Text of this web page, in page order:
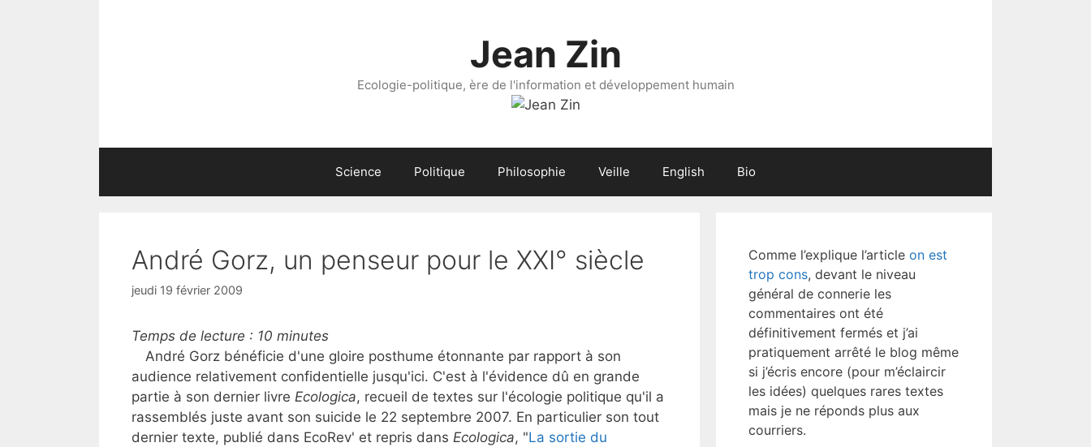
Jean Zin
Ecologie-politique, ère de l'information et développement humain
Science Politique Philosophie Veille English Bio
André Gorz, un penseur pour le XXI° siècle
jeudi 19 février 2009
Temps de lecture : 10 minutes
André Gorz bénéficie d'une gloire posthume étonnante par rapport à son
audience relativement confidentielle jusqu'ici. C'est à l'évidence dû en grande
partie à son dernier livre Ecologica, recueil de textes sur l'écologie politique qu'il a
rassemblés juste avant son suicide le 22 septembre 2007. En particulier son tout
dernier texte, publié dans EcoRev' et repris dans Ecologica, "La sortie du
Comme l’explique l’article on est
trop cons, devant le niveau
général de connerie les
commentaires ont été
définitivement fermés et j’ai
pratiquement arrêté le blog même
si j’écris encore (pour m’éclaircir
les idées) quelques rares textes
mais je ne réponds plus aux
courriers.